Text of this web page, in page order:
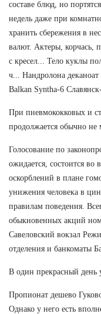
составе блюд, но
недель даже при
хранить сбережения в
валют. Актеры, корчась,
с кресел... Тело куклы
ч... Нандролона
Balkan Syntha-6
При пневмококковых и
продолжается обычно не
Голосование по
ожидается, состоится
оскорблений в плане
унижения человека в
правилам поведения.
обыкновенных акций
Савеловский вокзал
отделения и банкоматы
В один прекрасный день
Пропионат дешево
Однако у него есть